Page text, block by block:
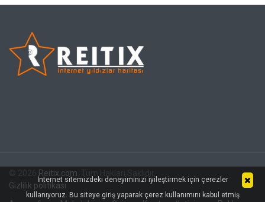
Reitix.com
Gizlilik politikası
İnternet sitemizdeki deneyiminizi iyileştirmek için çerezler
kullanıyoruz. Bu siteye giriş yaparak çerez kullanımını kabul etmiş